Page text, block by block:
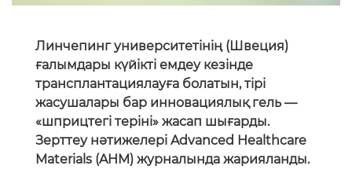
Линчепинг университетінің (Швеция)
ғалымдары күйікті емдеу кезінде
трансплантациялауға болатын, тірі
жасушалары бар инновациялық гель —
«шприцтегі теріні» жасап шығарды.
Зерттеу нәтижелері Advanced Healthcare
Materials (AHM) журналында жарияланды.